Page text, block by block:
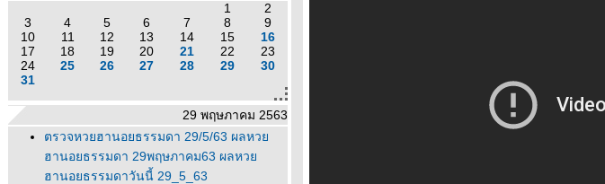
1
2
3
4 5 6 7 8
9
10
11 12 13 14 15
16
17
18 19 20 21 22
23
24
25 26 27 28 29
30
31
29 พฤษภาคม 2563
ตรวจหวยฮานอยธรรมดา 29/5/63 ผลหว
ฮานอยธรรมดา 29พฤษภาคม63 ผลหว
ฮานอยธรรมดาวันนี้ 29_5_63